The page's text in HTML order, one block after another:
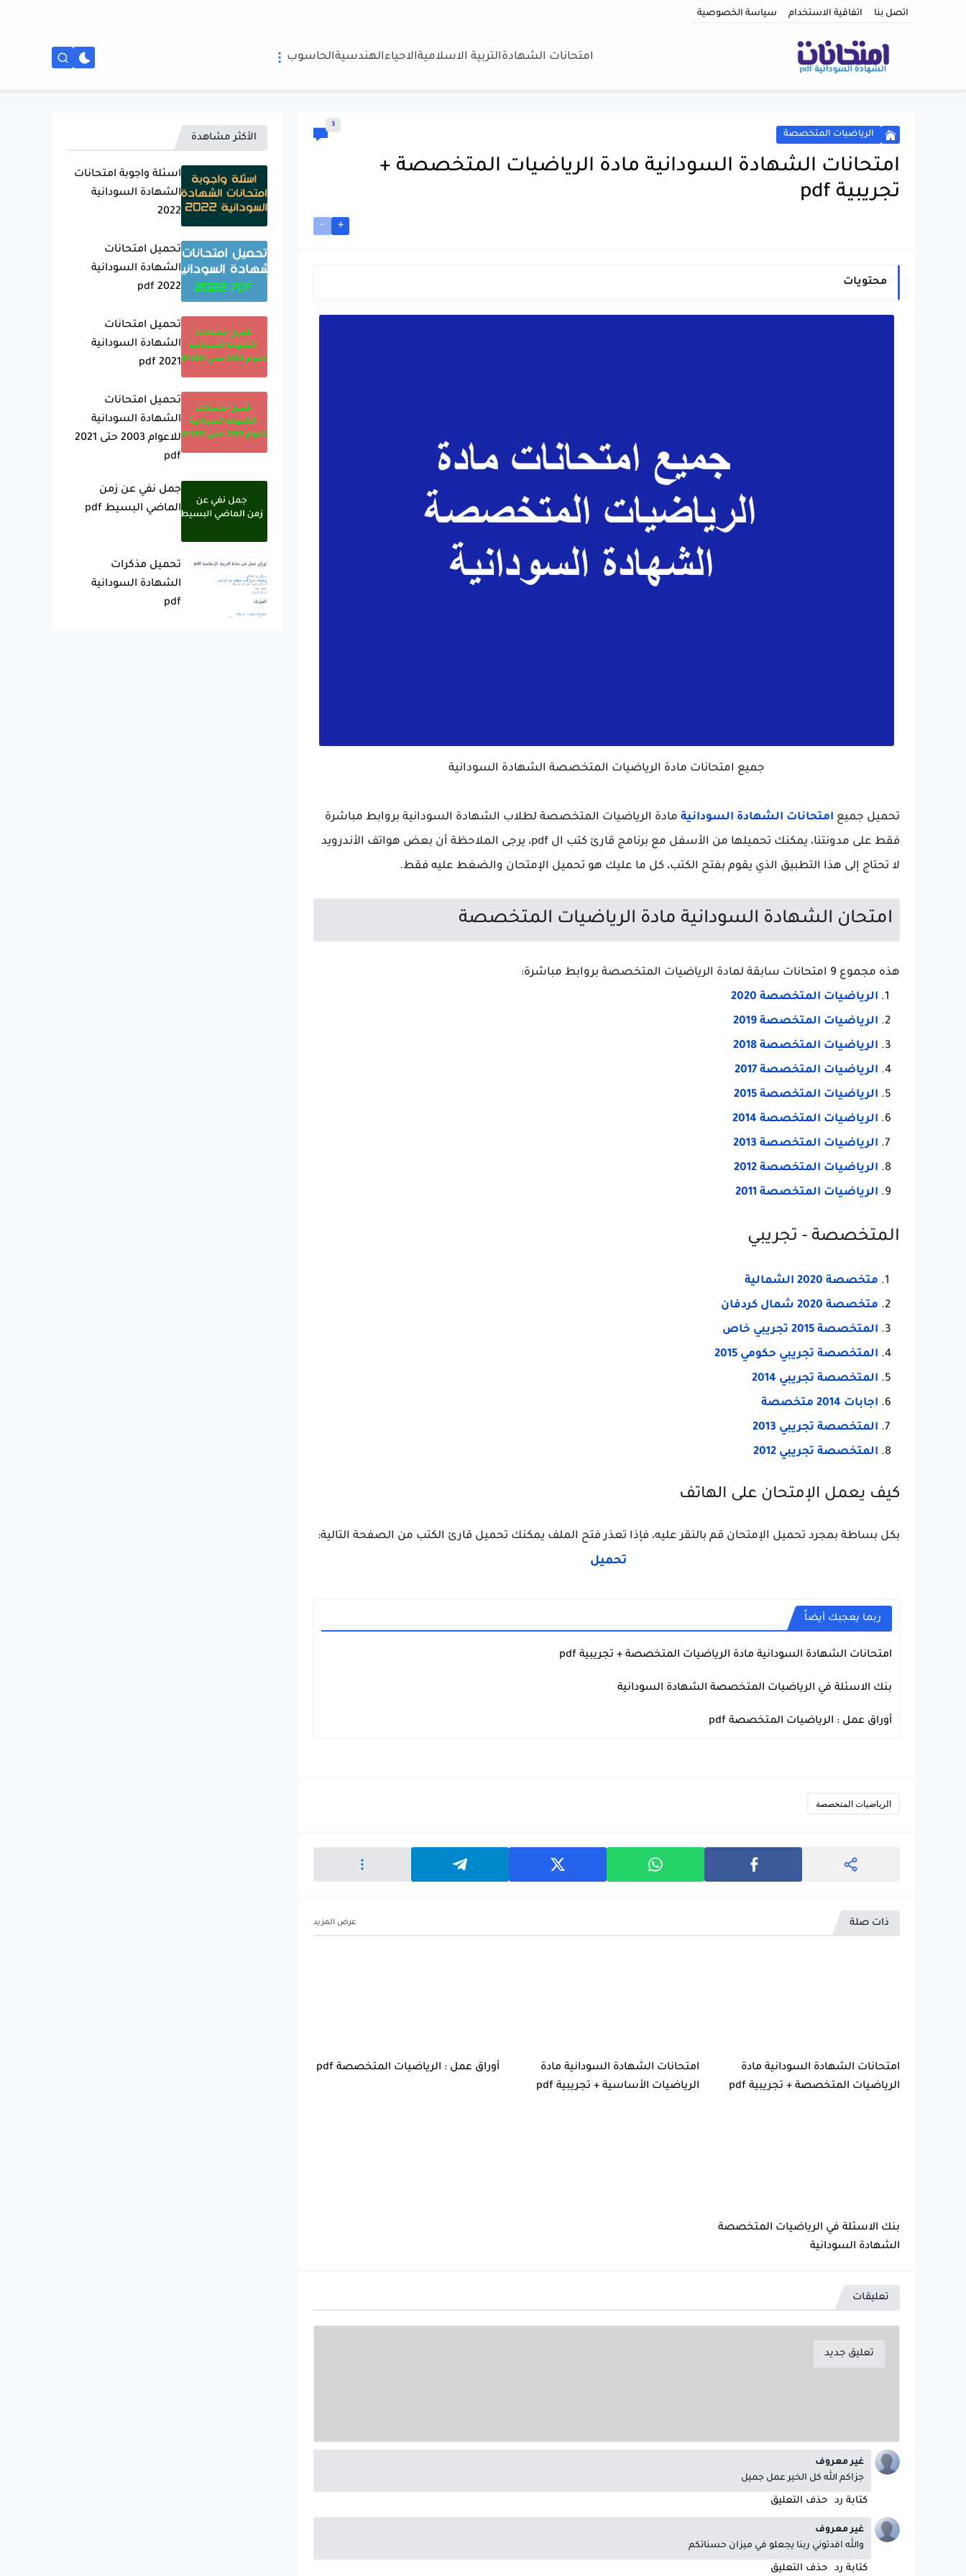
اتصل بنا اتفاقية الاستخدام سياسة الخصوصية
امتحانات الشهادةالتربية الاسلاميةالاحياءالهندسيةالحاسوب
الرياضيات المتخصصة
3
امتحانات الشهادة السودانية مادة الرياضيات المتخصصة +
تجريبية pdf
+
-
محتويات
جميع امتحانات مادة الرياضيات المتخصصة الشهادة السودانية
تحميل جميع امتحانات الشهادة السودانية مادة الرياضيات المتخصصة لطلاب الشهادة السودانية بروابط مباشرة
فقط على مدونتنا، يمكنك تحميلها من الأسفل مع برنامج قارئ كتب ال pdf، يرجى الملاحظة أن بعض هواتف الأندرويد
لا تحتاج إلى هذا التطبيق الذي يقوم بفتح الكتب، كل ما عليك هو تحميل الإمتحان والضغط عليه فقط.
امتحان الشهادة السودانية مادة الرياضيات المتخصصة
هذه مجموع 9 امتحانات سابقة لمادة الرياضيات المتخصصة بروابط مباشرة:
الرياضيات المتخصصة 2020
الرياضيات المتخصصة 2019
الرياضيات المتخصصة 2018
الرياضيات المتخصصة 2017
الرياضيات المتخصصة 2015
الرياضيات المتخصصة 2014
الرياضيات المتخصصة 2013
الرياضيات المتخصصة 2012
الرياضيات المتخصصة 2011
المتخصصة - تجريبي
متخصصة 2020 الشمالية
متخصصة 2020 شمال كردفان
المتخصصة 2015 تجريبي خاص
المتخصصة تجريبي حكومي 2015
المتخصصة تجريبي 2014
اجابات 2014 متخصصة
المتخصصة تجريبي 2013
المتخصصة تجريبي 2012
كيف يعمل الإمتحان على الهاتف
بكل بساطة بمجرد تحميل الإمتحان قم بالنقر عليه، فإذا تعذر فتح الملف يمكنك تحميل قارئ الكتب من الصفحة التالية:
تحميل
ربما يعجبك أيضاً
الرياضيات المتخصصة
امتحانات الشهادة السودانية مادة الرياضيات المتخصصة + تجريبية pdf
الرياضيات المتخصصة
بنك الاسئلة في الرياضيات المتخصصة الشهادة السودانية
الرياضيات المتخصصة
أوراق عمل : الرياضيات المتخصصة pdf
الرياضيات المتخصصة
ذات صلة
امتحانات الشهادة السودانية مادة
الرياضيات المتخصصة + تجريبية pdf
امتحانات الشهادة السودانية مادة
الرياضيات الأساسية + تجريبية pdf
أوراق عمل : الرياضيات المتخصصة pdf
بنك الاسئلة في الرياضيات المتخصصة
الشهادة السودانية
تعليقات
تعليق جديد
غير معروف
جزاكم الله كل الخير عمل جميل
كتابة رد حذف التعليق
غير معروف
والله افدتوني ربنا يجعلو في ميزان حسناتكم
كتابة رد حذف التعليق
الأكثر مشاهدة
اسئلة واجوبة امتحانات
الشهادة السودانية
2022
تحميل امتحانات
الشهادة السودانية
2022 pdf
تحميل امتحانات
الشهادة السودانية
2021 pdf
تحميل امتحانات
الشهادة السودانية
للاعوام 2003 حتى 2021
pdf
جمل نفي عن زمن
الماضي البسيط pdf
تحميل مذكرات
الشهادة السودانية
pdf